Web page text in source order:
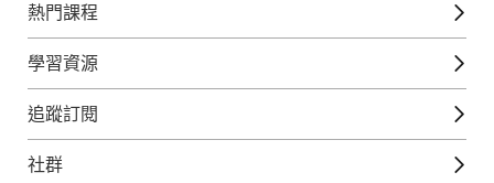
熱門課程
英文課程
日語課程
韓語課程
學習資源
免費線上檢定
外語補給站
追蹤訂閱
Gjun-就醬學外語
社群